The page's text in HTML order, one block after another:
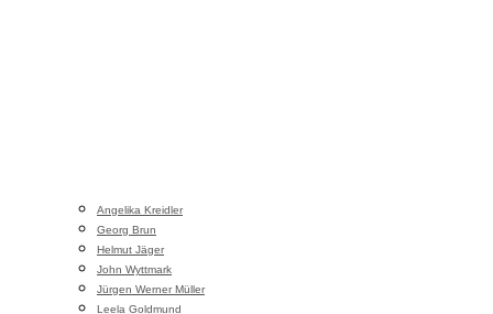
Angelika Kreidler
Georg Brun
Helmut Jäger
John Wyttmark
Jürgen Werner Müller
Leela Goldmund